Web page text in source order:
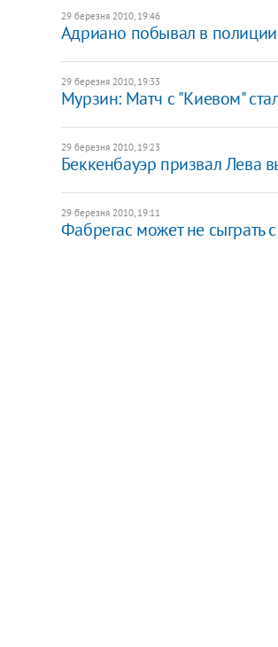
29 березня 2010, 19:46
Адриано побывал в полиции
29 березня 2010, 19:33
Мурзин: Матч с "Киевом"
29 березня 2010, 19:23
Беккенбауэр призвал Лева
29 березня 2010, 19:11
Фабрегас может не сыграть